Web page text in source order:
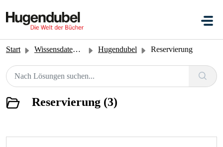
Start Wissensdatenbank Hugendubel Reservierung
Reservierung (3)